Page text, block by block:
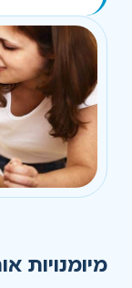
מיומנויות